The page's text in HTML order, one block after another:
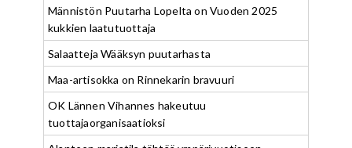
Männistön Puutarha Lopelta on Vuoden 2025
kukkien laatutuottaja
Salaatteja Wääksyn puutarhasta
Maa-artisokka on Rinnekarin bravuuri
OK Lännen Vihannes hakeutuu
tuottajaorganisaatioksi